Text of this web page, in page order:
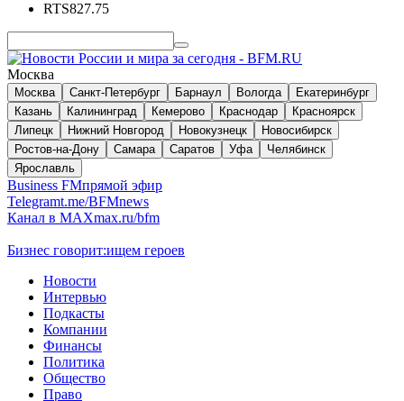
RTS827.75
Москва
Москва Санкт-Петербург Барнаул Вологда
Екатеринбург
Казань
Калининград Кемерово Краснодар
Красноярск
Липецк
Нижний Новгород Новокузнецк
Новосибирск
Ростов-на-Дону
Самара Саратов Уфа
Челябинск
Ярославль
Business FMпрямой эфир
Telegramt.me/BFMnews
Канал в MAXmax.ru/bfm
Бизнес говорит:ищем героев
Новости
Интервью
Подкасты
Компании
Финансы
Политика
Общество
Право